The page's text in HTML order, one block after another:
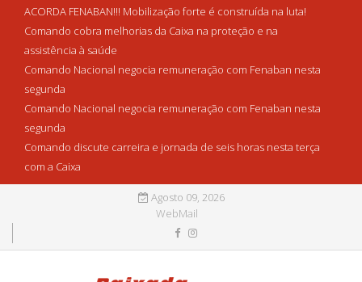
ACORDA FENABAN!!! Mobilização forte é construída na luta!
Comando cobra melhorias da Caixa na proteção e na
assistência à saúde
Comando Nacional negocia remuneração com Fenaban nesta
segunda
Comando Nacional negocia remuneração com Fenaban nesta
segunda
Comando discute carreira e jornada de seis horas nesta terça
com a Caixa
Agosto 09, 2026
WebMail